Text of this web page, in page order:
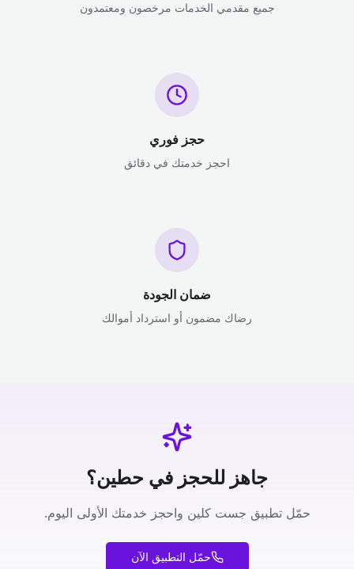
جميع مقدمي الخدمات مرخصون ومعتمدون
حجز فوري
احجز خدمتك في دقائق
ضمان الجودة
رضاك مضمون أو استرداد أموالك
جاهز للحجز في حطين؟
حمّل تطبيق جست كلين واحجز خدمتك الأولى اليوم.
حمّل التطبيق الآن